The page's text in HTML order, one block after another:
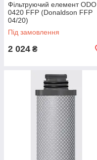
Фільтруючий елемент ODO
0420 FFP (Donaldson FFP
04/20)
Під замовлення
2 024 ₴